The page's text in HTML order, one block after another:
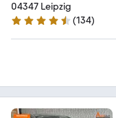
04347 Leipzig
4.7 Sterne
(134)